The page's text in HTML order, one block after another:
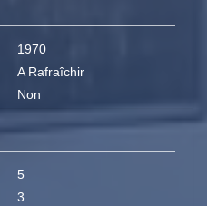
1970
A Rafraîchir
Non
5
3